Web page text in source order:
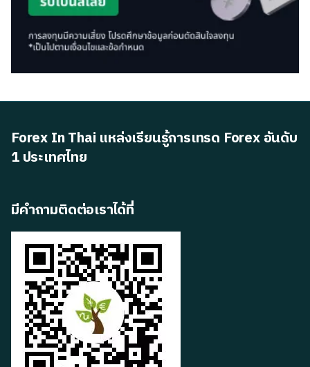
Forex In Thai แหล่งเรียนรู้การเทรด Forex อันดับ
1 ประเทศไทย
มีคำถามติดต่อเราได้ที่